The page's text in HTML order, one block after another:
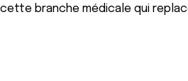
branche médicale qui